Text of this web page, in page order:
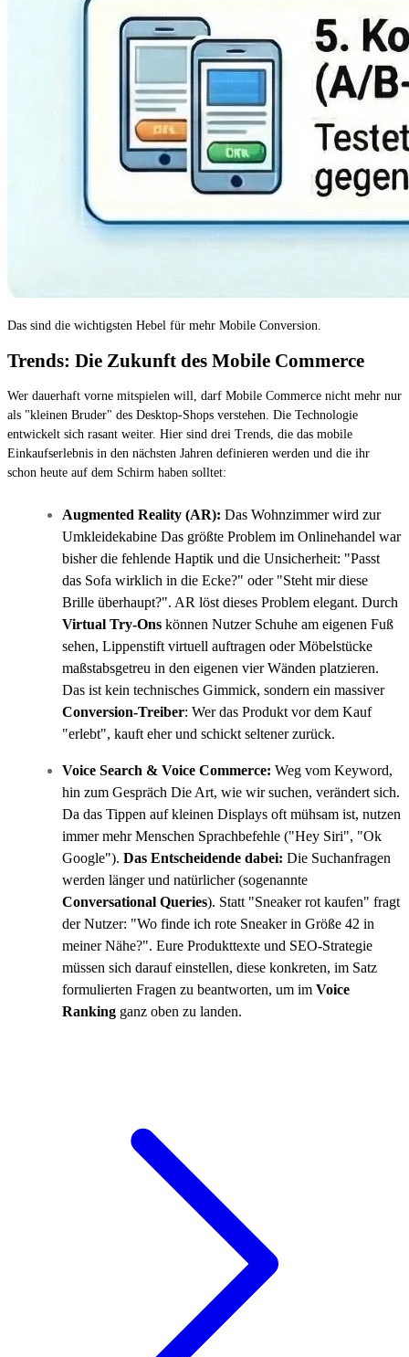
Das sind die wichtigsten Hebel für mehr Mobile Conversion.
Trends: Die Zukunft des Mobile Commerce
Wer dauerhaft vorne mitspielen will, darf Mobile Commerce nicht mehr nur
als "kleinen Bruder" des Desktop-Shops verstehen. Die Technologie
entwickelt sich rasant weiter. Hier sind drei Trends, die das mobile
Einkaufserlebnis in den nächsten Jahren definieren werden und die ihr
schon heute auf dem Schirm haben solltet:
Augmented Reality (AR): Das Wohnzimmer wird zur
Umkleidekabine Das größte Problem im Onlinehandel war
bisher die fehlende Haptik und die Unsicherheit: "Passt
das Sofa wirklich in die Ecke?" oder "Steht mir diese
Brille überhaupt?". AR löst dieses Problem elegant. Durch
Virtual Try-Ons können Nutzer Schuhe am eigenen Fuß
sehen, Lippenstift virtuell auftragen oder Möbelstücke
maßstabsgetreu in den eigenen vier Wänden platzieren.
Das ist kein technisches Gimmick, sondern ein massiver
Conversion-Treiber: Wer das Produkt vor dem Kauf
"erlebt", kauft eher und schickt seltener zurück.
Voice Search & Voice Commerce: Weg vom Keyword,
hin zum Gespräch Die Art, wie wir suchen, verändert sich.
Da das Tippen auf kleinen Displays oft mühsam ist, nutzen
immer mehr Menschen Sprachbefehle ("Hey Siri", "Ok
Google"). Das Entscheidende dabei: Die Suchanfragen
werden länger und natürlicher (sogenannte
Conversational Queries). Statt "Sneaker rot kaufen" fragt
der Nutzer: "Wo finde ich rote Sneaker in Größe 42 in
meiner Nähe?". Eure Produkttexte und SEO-Strategie
müssen sich darauf einstellen, diese konkreten, im Satz
formulierten Fragen zu beantworten, um im Voice
Ranking ganz oben zu landen.